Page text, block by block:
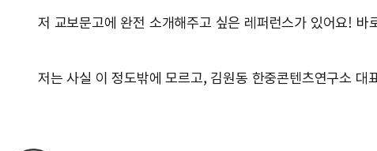
저 교보문고에 완전 소개해주고 싶은 레퍼런스가 있어요! 바
저는 사실 이 정도밖에 모르고, 김원동 한중콘텐츠연구소 대